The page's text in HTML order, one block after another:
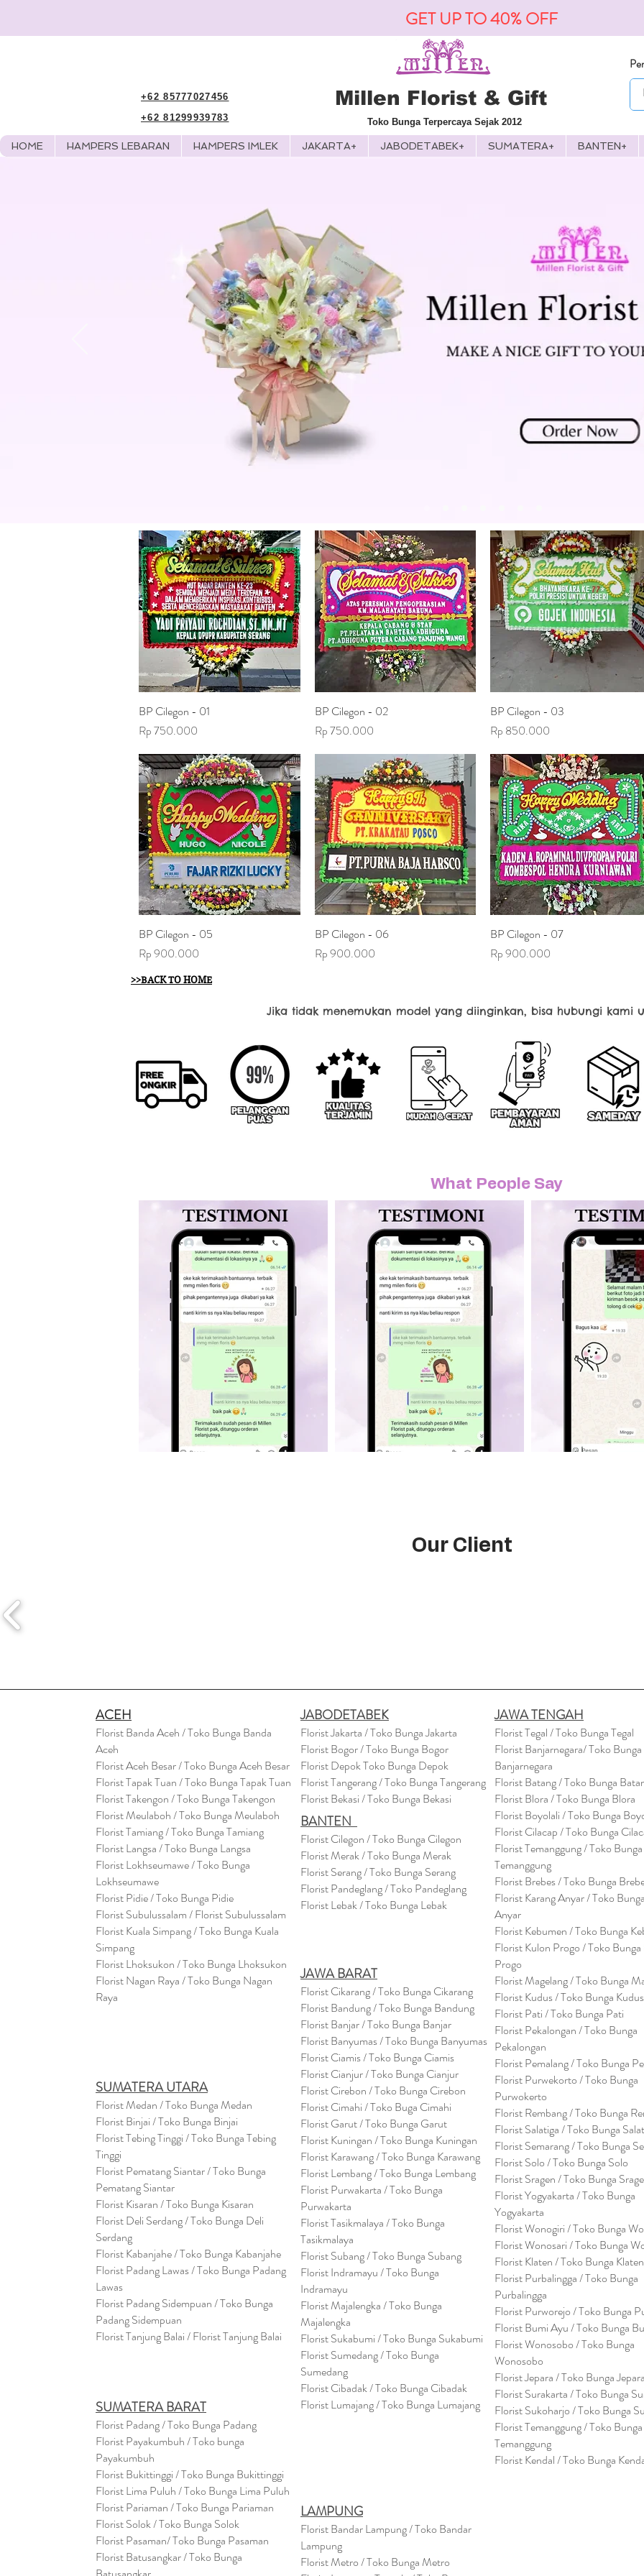
GET UP TO 40% OFF
+62 85777027456
+62 81299939783
Millen Florist & Gift
Toko Bunga Terpercaya Sejak 2012
HOME HAMPERS LEBARAN HAMPERS IMLEK JAKARTA+ JABODETABEK+ SUMATERA+ BANTEN+
Tampilan Cepat
BP Cilegon - 01
Harga
Rp 750.000
Tampilan Cepat
BP Cilegon - 02
Harga
Rp 750.000
Tampilan Cepat
BP Cilegon - 03
Harga
Rp 850.000
Tampilan Cepat
BP Cilegon - 05
Harga
Rp 900.000
Tampilan Cepat
BP Cilegon - 06
Harga
Rp 900.000
Tampilan Cepat
BP Cilegon - 07
Harga
Rp 900.000
>>BACK TO HOME
Jika tidak menemukan model yang diinginkan, bisa hubungi kami
What People Say
Our Client
ACEH
Florist Banda Aceh / Toko Bunga Banda
Aceh
Florist Aceh Besar / Toko Bunga Aceh Besar
Florist Tapak Tuan / Toko Bunga Tapak Tuan
Florist Takengon / Toko Bunga Takengon
Florist Meulaboh / Toko Bunga Meulaboh
Florist Tamiang / Toko Bunga Tamiang
Florist Langsa / Toko Bunga Langsa
Florist Lokhseumawe / Toko Bunga
Lokhseumawe
Florist Pidie / Toko Bunga Pidie
Florist Subulussalam / Florist Subulussalam
Florist Kuala Simpang / Toko Bunga Kuala
Simpang
Florist Lhoksukon / Toko Bunga Lhoksukon
Florist Nagan Raya / Toko Bunga Nagan
Raya
SUMATERA UTARA
Florist Medan / Toko Bunga Medan
Florist Binjai / Toko Bunga Binjai
Florist Tebing Tinggi / Toko Bunga Tebing
Tinggi
Florist Pematang Siantar / Toko Bunga
Pematang Siantar
Florist Kisaran / Toko Bunga Kisaran
Florist Deli Serdang / Toko Bunga Deli
Serdang
Florist Kabanjahe / Toko Bunga Kabanjahe
Florist Padang Lawas / Toko Bunga Padang
Lawas
Florist Padang Sidempuan / Toko Bunga
Padang Sidempuan
Florist Tanjung Balai / Florist Tanjung Balai
SUMATERA BARAT
Florist Padang / Toko Bunga Padang
Florist Payakumbuh / Toko bunga
Payakumbuh
Florist Bukittinggi / Toko Bunga Bukittinggi
Florist Lima Puluh / Toko Bunga Lima Puluh
Florist Pariaman / Toko Bunga Pariaman
Florist Solok / Toko Bunga Solok
Florist Pasaman/ Toko Bunga Pasaman
Florist Batusangkar / Toko Bunga
JABODETABEK
Florist Jakarta / Toko Bunga Jakarta
Florist Bogor / Toko Bunga Bogor
Florist Depok Toko Bunga Depok
Florist Tangerang / Toko Bunga Tangerang
Florist Bekasi / Toko Bunga Bekasi
BANTEN
Florist Cilegon / Toko Bunga Cilegon
Florist Merak / Toko Bunga Merak
Florist Serang / Toko Bunga Serang
Florist Pandeglang / Toko Pandeglang
Florist Lebak / Toko Bunga Lebak
JAWA BARAT
Florist Cikarang/ Toko Bunga Cikarang
Florist Bandung / Toko Bunga Bandung
Florist Banjar / Toko Bunga Banjar
Florist Banyumas / Toko Bunga Banyumas
Florist Ciamis / Toko Bunga Ciamis
Florist Cianjur / Toko Bunga Cianjur
Florist Cirebon / Toko Bunga Cirebon
Florist Cimahi / Toko Buga Cimahi
Florist Garut / Toko Bunga Garut
Florist Kuningan / Toko Bunga Kuningan
Florist Karawang / Toko Bunga Karawang
Florist Lembang / Toko Bunga Lembang
Florist Purwakarta / Toko Bunga
Purwakarta
Florist Tasikmalaya / Toko Bunga
Tasikmalaya
Florist Subang / Toko Bunga Subang
Florist Indramayu / Toko Bunga
Indramayu
Florist Majalengka / Toko Bunga
Majalengka
Florist Sukabumi / Toko Bunga Sukabumi
Florist Sumedang / Toko Bunga
Sumedang
Florist Cibadak / Toko Bunga Cibadak
Florist Lumajang / Toko Bunga Lumajang
JAWA TENGAH
Florist Tegal / Toko Bunga Tegal
Florist Banjarnegara/ Toko Bunga
Banjarnegara
Florist Batang / Toko Bunga
Florist Blora / Toko Bunga Blora
Florist Boyolali / Toko Bunga
Florist Cilacap / Toko Bunga
Florist Temanggung / Toko Bunga
Temanggung
Florist Brebes / Toko Bunga
Florist Karang Anyar / Toko
Anyar
Florist Kebumen / Toko Bunga
Florist Kulon Progo / Toko Bunga
Progo
Florist Magelang / Toko Bunga
Florist Kudus / Toko Bunga Kudus
Florist Pati / Toko Bunga Pati
Florist Pekalongan / Toko Bunga
Pekalongan
Florist Pemalang / Toko Bunga
Florist Purwekorto / Toko Bunga
Purwokerto
Florist Rembang / Toko Bunga
Florist Salatiga / Toko Bunga
Florist Semarang / Toko Bunga
Florist Solo / Toko Bunga Solo
Florist Sragen / Toko Bunga
Florist Yogyakarta / Toko Bunga
Yogyakarta
Florist Wonogiri / Toko Bunga
Florist Wonosari / Toko Bunga
Florist Klaten / Toko Bunga Klaten
Florist Purbalingga / Toko Bunga
Purbalingga
Florist Purworejo / Toko Bunga
Florist Bumi Ayu / Toko Bunga
Florist Wonosobo / Toko Bunga
Wonosobo
Florist Jepara / Toko Bunga Jepara
Florist Surakarta / Toko Bunga
Florist Sukoharjo / Toko Bunga
Florist Temanggung / Toko Bunga
Temanggung
Florist Kendal / Toko Bunga
LAMPUNG
Florist Bandar Lampung / Toko Bandar
Lampung
Florist Metro / Toko Bunga Metro